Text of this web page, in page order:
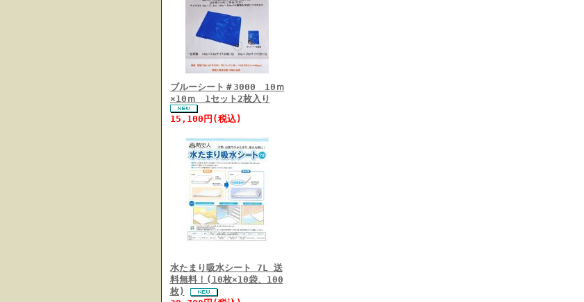
ブルーシート＃3000 10ｍ
×10ｍ 1セット2枚入り
15,100円(税込)
水たまり吸水シート 7L 送
料無料！(10枚×10袋、100
枚)